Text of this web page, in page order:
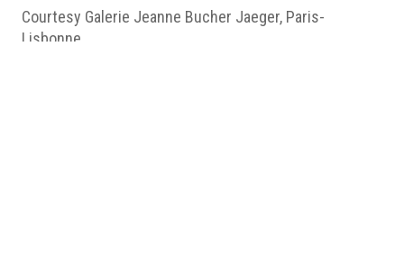
Courtesy Galerie Jeanne Bucher Jaeger, Paris-
Lisbonne,